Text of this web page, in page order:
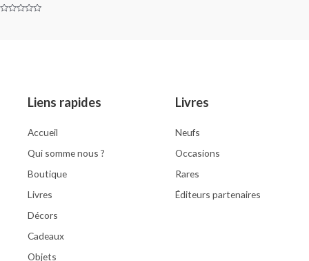
Liens rapides
Accueil
Qui somme nous ?
Boutique
Livres
Décors
Cadeaux
Objets
Livres
Neufs
Occasions
Rares
Éditeurs partenaires